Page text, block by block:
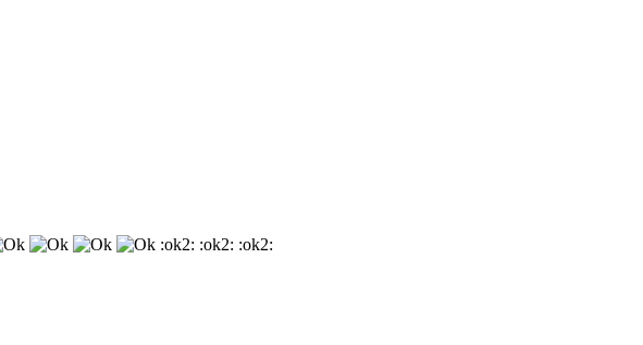
:ok2: :ok2: :ok2: